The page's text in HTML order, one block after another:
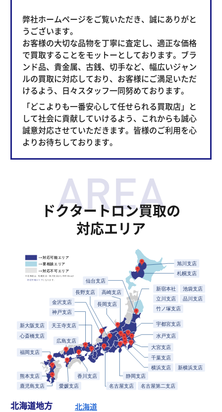
弊社ホームページをご覧いただき、誠にありがと
うございます。
お客様の大切な品物を丁寧に査定し、適正な価格
で買取することをモットーとしております。ブラ
ンド品、貴金属、古銭、切手など、幅広いジャン
ルの買取に対応しており、お客様にご満足いただ
けるよう、日々スタッフ一同努めております。
「どこよりも一番安心して任せられる買取店」と
して社会に貢献していけるよう、これからも誠心
誠意対応させていただきます。皆様のご利用を心
よりお待ちしております。
ドクタートロン買取の
対応エリア
北海道地方 北海道